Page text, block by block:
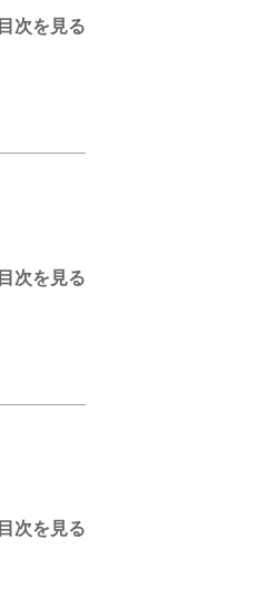
目次を見る
目次を見る
目次を見る